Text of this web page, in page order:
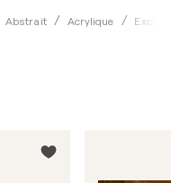
Abstrait Acrylique